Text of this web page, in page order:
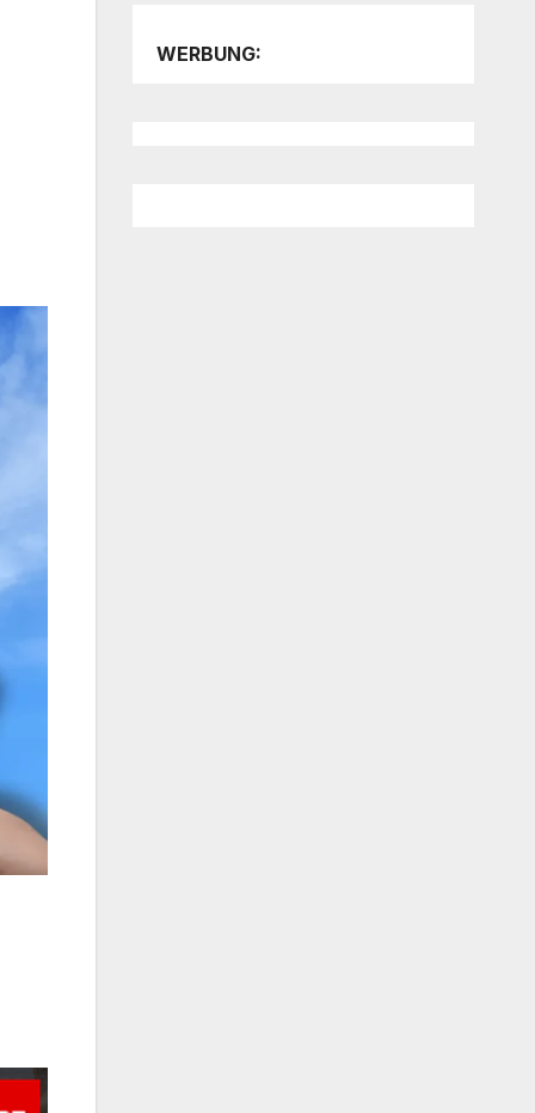
WERBUNG: